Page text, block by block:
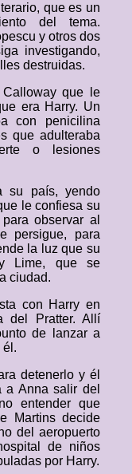
que es un
del tema.
y otros dos
investigando,
destruidas.
que le
era Harry. Un
con penicilina
que adulteraba
o lesiones
su país, yendo
le confiesa su
observar al
persigue, para
la luz que su
Lime, que se
ciudad.
con Harry en
del Pratter. Allí
de lanzar a
él.
detenerlo y él
a Anna salir del
entender que
Martins decide
del aeropuerto
de niños
por Harry.